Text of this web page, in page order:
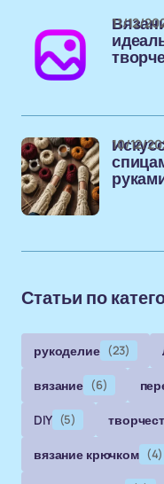
11/12/
10/12/
Статьи по
рукоделие (23)
вязание (6)
DIY (5)
вязание крючком (4)